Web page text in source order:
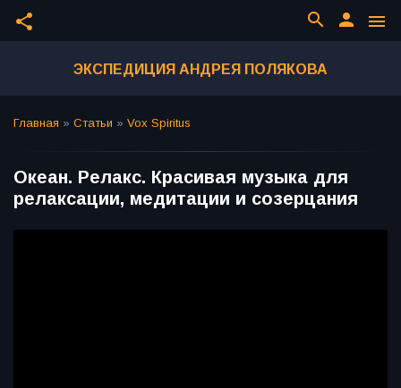
share menu
person
search
ЭКСПЕДИЦИЯ АНДРЕЯ ПОЛЯКОВА
Главная » Статьи » Vox Spiritus
Океан. Релакс. Красивая музыка для
релаксации, медитации и созерцания